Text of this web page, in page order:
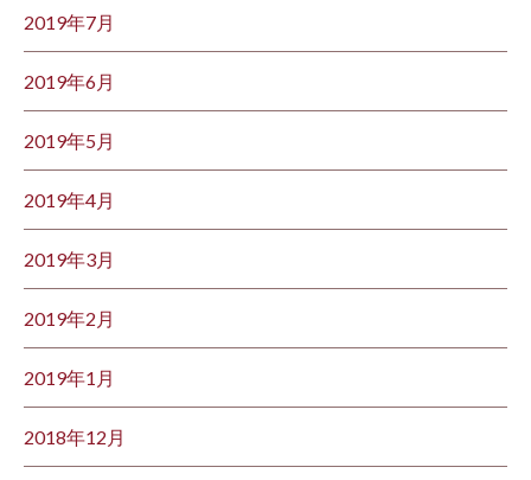
2019年7月
2019年6月
2019年5月
2019年4月
2019年3月
2019年2月
2019年1月
2018年12月